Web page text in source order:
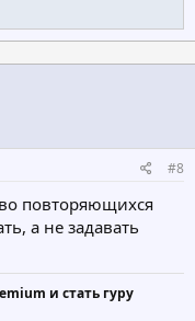
#8
повторяющихся
а не задавать
и стать гуру